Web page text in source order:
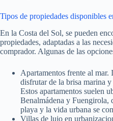
Tipos de propiedades disponibles
En la Costa del Sol, se pueden
propiedades, adaptadas a las
comprador. Algunas de las
Apartamentos frente al mar.
disfrutar de la brisa marina
Estos apartamentos suelen
Benalmádena y Fuengirola,
playa y la vida urbana se
Villas de lujo en